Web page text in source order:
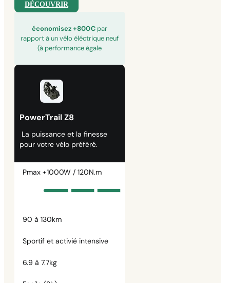
DÉCOUVRIR
économisez +800€ par
rapport à un vélo éléctrique neuf
(à performance égale
PowerTrail Z8
La puissance et la finesse
pour votre vélo préféré.
Pmax +1000W / 120N.m
90 à 130km
Sportif et activié intensive
6.9 à 7.7kg